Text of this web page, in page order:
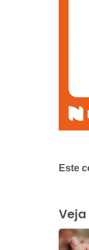
Este